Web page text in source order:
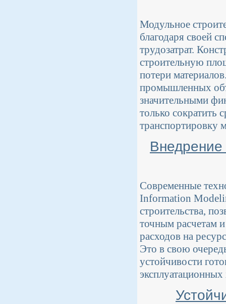
Модульное
благодаря своей
трудозатрат.
строительную
потери
промышленных
значительными
только сократить
транспортировку
Внедрение
Современные
Information
строительства,
точным расчетам
расходов на
Это в свою
устойчивости
эксплуатационных